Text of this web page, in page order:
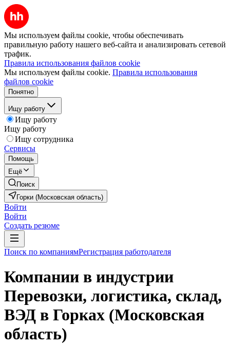
Мы используем файлы cookie, чтобы обеспечивать
правильную работу нашего веб-сайта и анализировать сетевой
трафик.
Правила использования файлов cookie
Мы используем файлы cookie. Правила использования
файлов cookie
Понятно
Ищу работу
Ищу работу
Ищу работу
Ищу сотрудника
Сервисы
Помощь
Ещё
Поиск
Горки (Московская область)
Войти
Войти
Создать резюме
Поиск по компаниямРегистрация работодателя
Компании в индустрии
Перевозки, логистика, склад,
ВЭД в Горках (Московская
область)